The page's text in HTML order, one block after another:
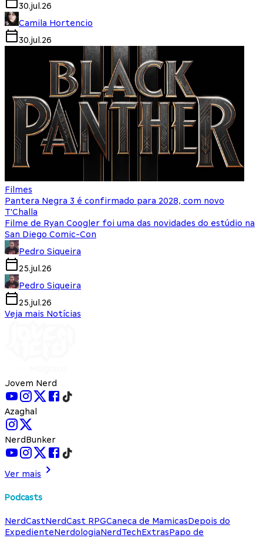
30.jul.26
Camila Hortencio
30.jul.26
Filmes
Pantera Negra 3 é confirmado para 2028, com novo
T'Challa
Filme de Ryan Coogler foi uma das novidades do estúdio na
San Diego Comic-Con
Pedro Siqueira
25.jul.26
Pedro Siqueira
25.jul.26
Veja mais Notícias
Jovem Nerd
Azaghal
NerdBunker
Ver mais
Podcasts
NerdCastNerdCast RPGCaneca de MamicasDepois do
ExpedienteNerdologiaNerdTechExtrasPapo de